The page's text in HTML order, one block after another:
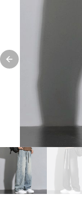
Previous slide